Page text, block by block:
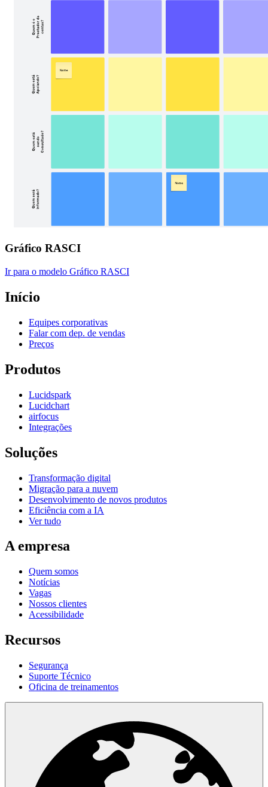
Gráfico RASCI
Ir para o modelo Gráfico RASCI
Início
Equipes corporativas
Falar com dep. de vendas
Preços
Produtos
Lucidspark
Lucidchart
airfocus
Integrações
Soluções
Transformação digital
Migração para a nuvem
Desenvolvimento de novos produtos
Eficiência com a IA
Ver tudo
A empresa
Quem somos
Notícias
Vagas
Nossos clientes
Acessibilidade
Recursos
Segurança
Suporte Técnico
Oficina de treinamentos